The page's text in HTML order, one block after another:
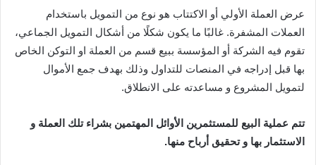
عرض العملة الأولي أو الاكتتاب هو نوع من التمويل باستخدام
العملات المشفرة. غالبًا ما يكون شكلًا من أشكال التمويل الجماعي،
تقوم فيه الشركة أو المؤسسة ببيع قسم من العملة او التوكن الخاص
بها قبل إدراجه في المنصات للتداول وذلك بهدف جمع الأموال
لتمويل المشروع و مساعدته على الانطلاق.
تتم عملية البيع للمستثمرين الأوائل المهتمين بشراء تلك العملة و
الاستثمار بها و تحقيق أرباح منها.